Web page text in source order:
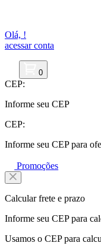
Olá, !
acessar conta
0
CEP:
Informe seu CEP
CEP:
Informe seu CEP para
Promoções
Calcular frete e prazo
Informe seu CEP para
Usamos o CEP para